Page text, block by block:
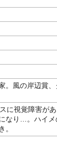
。風の岸辺賞
に視覚障害が
なり…。ハイ
。